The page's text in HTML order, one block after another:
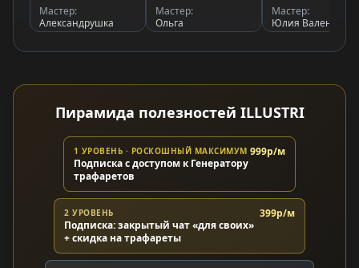
Мастер:
Александрушка
Мастер:
Ольга
Мастер:
Юлия
Пирамида полезностей ILLUSTRI
1 УРОВЕНЬ · РОСКОШНЫЙ МАКСИМУМ
Подписка с доступом к Генератору
трафаретов
999р/м
2 УРОВЕНЬ
Подписка: закрытый чат «для своих»
+ скидка на трафареты
399р/м